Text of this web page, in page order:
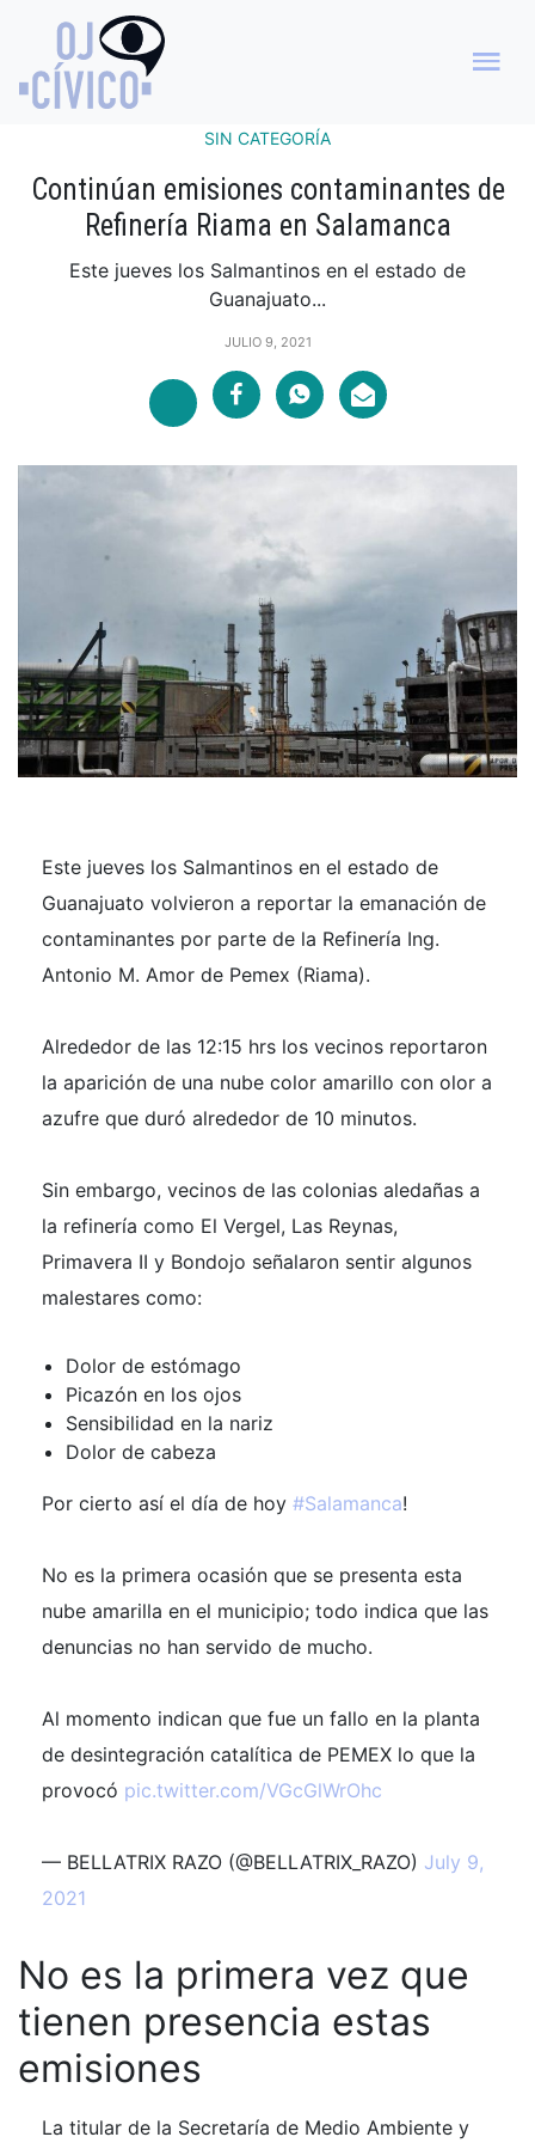
SIN CATEGORÍA
Continúan emisiones contaminantes de
Refinería Riama en Salamanca
Este jueves los Salmantinos en el estado de
Guanajuato...
JULIO 9, 2021
Este jueves los Salmantinos en el estado de
Guanajuato volvieron a reportar la emanación de
contaminantes por parte de la Refinería Ing.
Antonio M. Amor de Pemex (Riama).
Alrededor de las 12:15 hrs los vecinos reportaron
la aparición de una nube color amarillo con olor a
azufre que duró alrededor de 10 minutos.
Sin embargo, vecinos de las colonias aledañas a
la refinería como El Vergel, Las Reynas,
Primavera II y Bondojo señalaron sentir algunos
malestares como:
Dolor de estómago
Picazón en los ojos
Sensibilidad en la nariz
Dolor de cabeza
Por cierto así el día de hoy #Salamanca!
No es la primera ocasión que se presenta esta
nube amarilla en el municipio; todo indica que las
denuncias no han servido de mucho.
Al momento indican que fue un fallo en la planta
de desintegración catalítica de PEMEX lo que la
provocó pic.twitter.com/VGcGlWrOhc
— BELLATRIX RAZO (@BELLATRIX_RAZO) July 9,
2021
No es la primera vez que
tienen presencia estas
emisiones
La titular de la Secretaría de Medio Ambiente y